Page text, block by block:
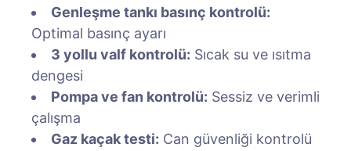
Genleşme tankı basınç kontrolü:
Optimal basınç ayarı
3 yollu valf kontrolü: Sıcak su ve ısıtma
dengesi
Pompa ve fan kontrolü: Sessiz ve verimli
çalışma
Gaz kaçak testi: Can güvenliği kontrolü